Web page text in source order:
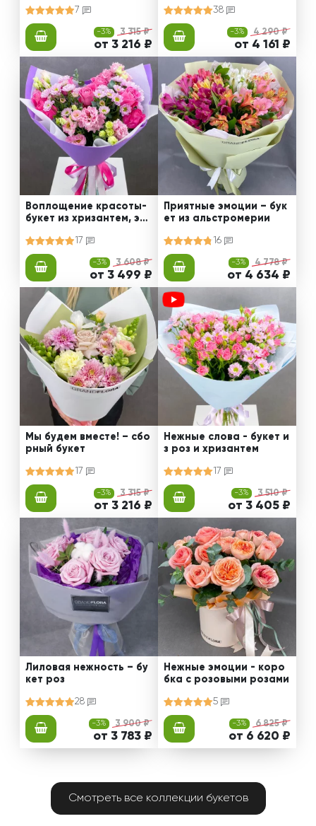
7
-3% 3 315 ₽
от 3 216 ₽
38
-3% 4 290 ₽
от 4 161 ₽
Воплощение красоты-
букет из хризантем, эус
17
-3% 3 608 ₽
от 3 499 ₽
Приятные эмоции – бук
ет из альстромерии
16
-3% 4 778 ₽
от 4 634 ₽
Мы будем вместе! – сбо
рный букет
17
-3% 3 315 ₽
от 3 216 ₽
Нежные слова - букет и
з роз и хризантем
17
-3% 3 510 ₽
от 3 405 ₽
Лиловая нежность – бу
кет роз
28
-3% 3 900 ₽
от 3 783 ₽
Нежные эмоции - коро
бка с розовыми розами
5
-3% 6 825 ₽
от 6 620 ₽
Смотреть все коллекции букетов